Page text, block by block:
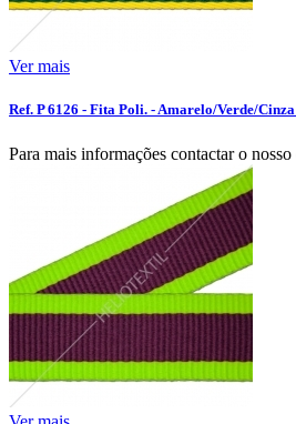
Ver mais
Ref. P 6126 - Fita Poli. - Amarelo/Verde/
Para mais informações contactar o